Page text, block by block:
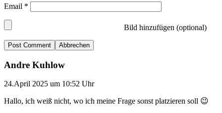
Email *
Bild hinzufügen (optional)
Abbrechen
Andre Kuhlow
24.April 2025 um 10:52 Uhr
Hallo, ich weiß nicht, wo ich meine Frage sonst platzieren soll 😉